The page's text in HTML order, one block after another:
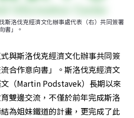
斯洛伐克經濟文化辦事處代表（右）共同簽署
書」。
與斯洛伐克經濟文化辦事共同簽
合作意向書」。斯洛伐克經濟文
（Martin Podstavek）長期以來
雙邊交流，不僅於前年完成斯洛
為姐妹鐵道的計畫，更完成了此